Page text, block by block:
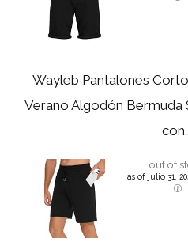
Wayleb Pantalones
Verano Algodón
out of
as of julio 31,